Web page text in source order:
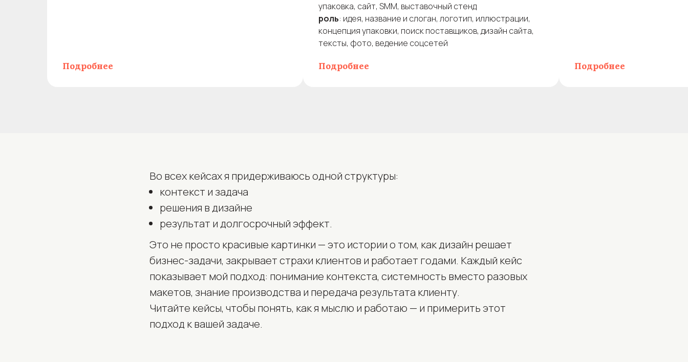
Подробнее
упаковка, сайт, SMM, выставочный стенд
роль: идея, название и слоган, логотип, иллюстрации,
концепция упаковки, поиск поставщиков, дизайн сайта,
тексты, фото, ведение соцсетей
Подробнее Подробнее
Во всех кейсах я придерживаюсь одной структуры:
контекст и задача
решения в дизайне
результат и долгосрочный эффект.
Это не просто красивые картинки — это истории о том, как дизайн решает
бизнес-задачи, закрывает страхи клиентов и работает годами. Каждый кейс
показывает мой подход: понимание контекста, системность вместо разовых
макетов, знание производства и передача результата клиенту.
Читайте кейсы, чтобы понять, как я мыслю и работаю — и примерить этот
подход к вашей задаче.